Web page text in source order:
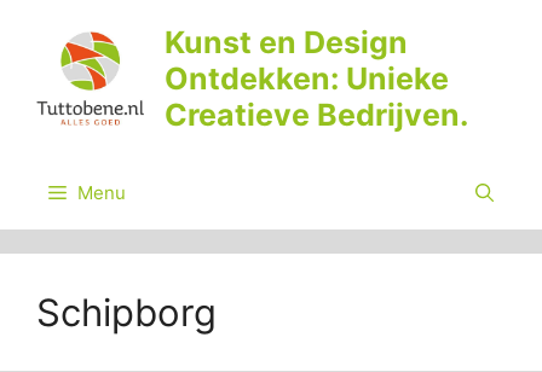
inhoud
Kunst en Design
Ontdekken: Unieke
Creatieve Bedrijven.
Menu
Schipborg